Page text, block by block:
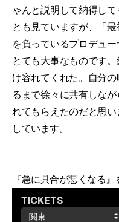
ゃんと説明して納得し
とも見ていますが、「
を負っているプロデュ
とても大事なものです
け容れてくれた。自分
るまで徐々に共有しな
れてもらえたのだと思
しています。
『急に具合が悪くなる